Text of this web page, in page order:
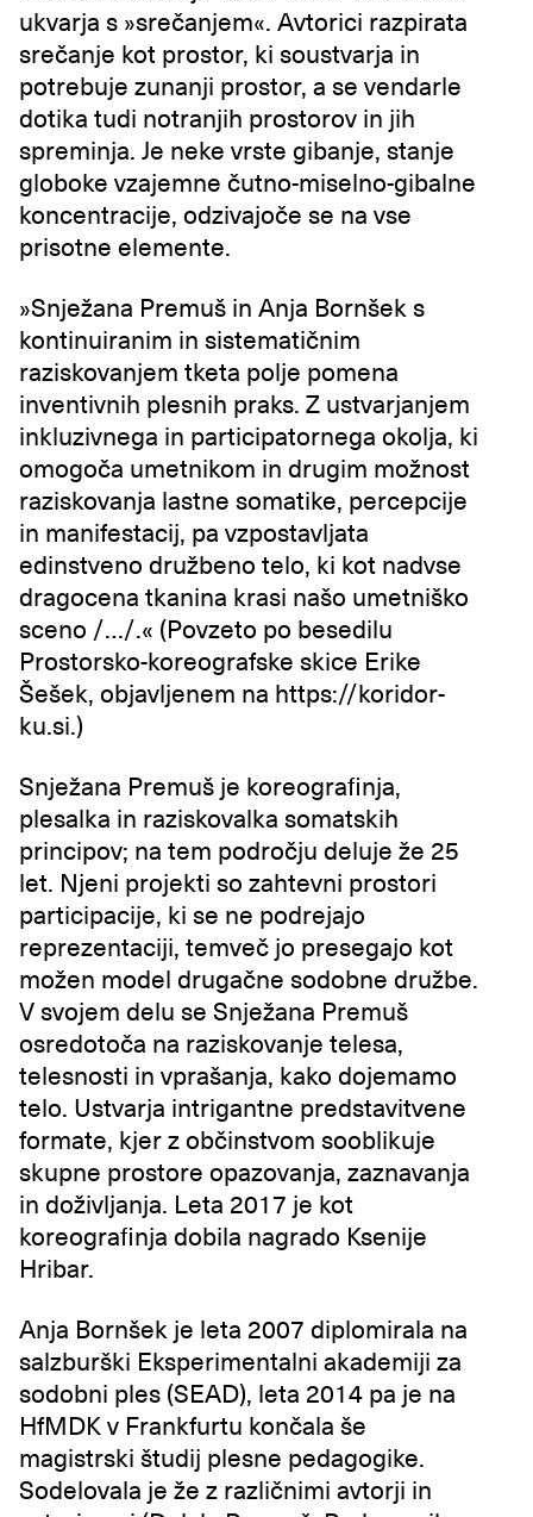
ukvarja s »srečanjem«. Avtorici razpirata
srečanje kot prostor, ki soustvarja in
potrebuje zunanji prostor, a se vendarle
dotika tudi notranjih prostorov in jih
spreminja. Je neke vrste gibanje, stanje
globoke vzajemne čutno-miselno-gibalne
koncentracije, odzivajoče se na vse
prisotne elemente.
»Snježana Premuš in Anja Bornšek s
kontinuiranim in sistematičnim
raziskovanjem tketa polje pomena
inventivnih plesnih praks. Z ustvarjanjem
inkluzivnega in participatornega okolja, ki
omogoča umetnikom in drugim možnost
raziskovanja lastne somatike, percepcije
in manifestacij, pa vzpostavljata
edinstveno družbeno telo, ki kot nadvse
dragocena tkanina krasi našo umetniško
sceno /…/.« (Povzeto po besedilu
Prostorsko-koreografske skice Erike
Šešek, objavljenem na https://koridor-
ku.si.)
Snježana Premuš je koreografinja,
plesalka in raziskovalka somatskih
principov; na tem področju deluje že 25
let. Njeni projekti so zahtevni prostori
participacije, ki se ne podrejajo
reprezentaciji, temveč jo presegajo kot
možen model drugačne sodobne družbe.
V svojem delu se Snježana Premuš
osredotoča na raziskovanje telesa,
telesnosti in vprašanja, kako dojemamo
telo. Ustvarja intrigantne predstavitvene
formate, kjer z občinstvom sooblikuje
skupne prostore opazovanja, zaznavanja
in doživljanja. Leta 2017 je kot
koreografinja dobila nagrado Ksenije
Hribar.
Anja Bornšek je leta 2007 diplomirala na
salzburški Eksperimentalni akademiji za
sodobni ples (SEAD), leta 2014 pa je na
HfMDK v Frankfurtu končala še
magistrski študij plesne pedagogike.
Sodelovala je že z različnimi avtorji in